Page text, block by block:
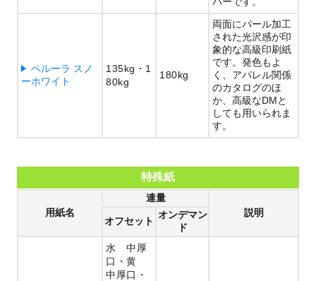
ペルーラ スノ
ーホワイト
135kg
1
80kg
180kg
両面にパール加工
された光沢感が印
象的な高級印刷紙
です。発色もよ
く、アパレル関係
のカタログのほ
か、高級なDMと
しても用いられま
す。
特殊紙
用紙名
連量
説明
オフセット
オンデマン
ド
水 中厚
口
黄
中厚口